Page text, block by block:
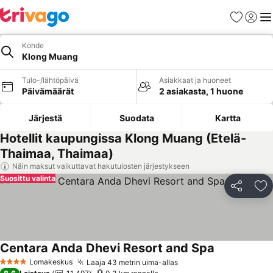
Suosikit
Kohde
Klong Muang
Tulo-/lähtöpäivä
Päivämäärät
Asiakkaat ja huoneet
2 asiakasta, 1 huone
Järjestä Suodata Kartta
Hotellit kaupungissa Klong Muang (Etelä-
Thaimaa, Thaimaa)
Näin maksut vaikuttavat hakutulosten järjestykseen
Jaa
Suosittu valinta
4 TähtiluokitusLomakeskus Laaja 43 metrin uima-allasKatso hinnat
Centara Anda Dhevi Resort and Spa